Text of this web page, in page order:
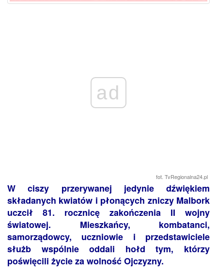
ad
fot. TvRegionalna24.pl
W ciszy przerywanej jedynie dźwiękiem
składanych kwiatów i płonących zniczy Malbork
uczcił 81. rocznicę zakończenia II wojny
światowej. Mieszkańcy, kombatanci,
samorządowcy, uczniowie i przedstawiciele
służb wspólnie oddali hołd tym, którzy
poświęcili życie za wolność Ojczyzny.